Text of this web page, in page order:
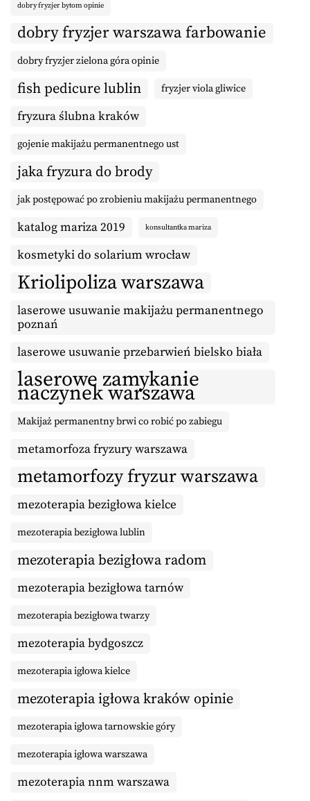
dobry fryzjer bytom opinie
dobry fryzjer warszawa farbowanie
dobry fryzjer zielona góra opinie
fish pedicure lublin fryzjer viola gliwice
fryzura ślubna kraków
gojenie makijażu permanentnego ust
jaka fryzura do brody
jak postępować po zrobieniu makijażu permanentnego
katalog mariza 2019 konsultantka mariza
kosmetyki do solarium wrocław
Kriolipoliza warszawa
laserowe usuwanie makijażu permanentnego
poznań
laserowe usuwanie przebarwień bielsko biała
laserowe zamykanie
naczynek warszawa
Makijaż permanentny brwi co robić po zabiegu
metamorfoza fryzury warszawa
metamorfozy fryzur warszawa
mezoterapia bezigłowa kielce
mezoterapia bezigłowa lublin
mezoterapia bezigłowa radom
mezoterapia bezigłowa tarnów
mezoterapia bezigłowa twarzy
mezoterapia bydgoszcz
mezoterapia igłowa kielce
mezoterapia igłowa kraków opinie
mezoterapia igłowa tarnowskie góry
mezoterapia igłowa warszawa
mezoterapia nnm warszawa